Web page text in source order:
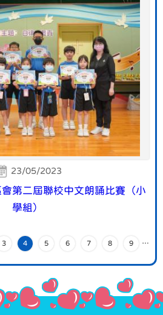
23/05/2023
第二屆聯校中文朗誦比賽（小
學組）
3 4 5 6 7 8 9 …